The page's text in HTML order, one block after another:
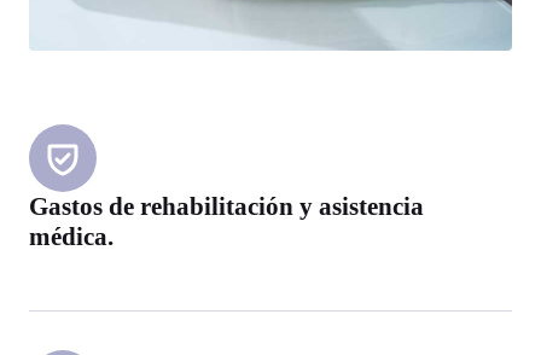
Gastos de rehabilitación y asistencia
médica.